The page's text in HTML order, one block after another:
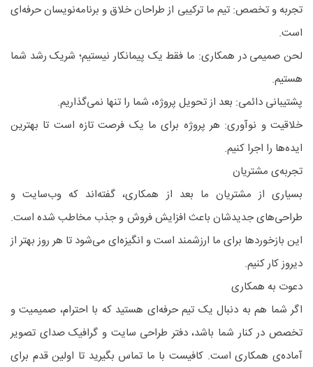
تجربه و تخصص: تیم ما ترکیبی از طراحان خلاق و برنامه‌نویسان حرفه‌ای
است.
لحن صمیمی در همکاری: ما فقط یک پیمانکار نیستیم؛ شریک رشد شما
هستیم.
پشتیبانی دائمی: بعد از تحویل پروژه، شما را تنها نمی‌گذاریم.
خلاقیت و نوآوری: هر پروژه برای ما یک فرصت تازه است تا بهترین
ایده‌ها را اجرا کنیم.
تجربه‌ی مشتریان
بسیاری از مشتریان ما بعد از همکاری، گفته‌اند که وب‌سایت و
طراحی‌های جدیدشان باعث افزایش فروش و جذب مخاطب شده است.
این بازخوردها برای ما ارزشمند است و انگیزه‌ای می‌شود تا هر روز بهتر از
دیروز کار کنیم.
دعوت به همکاری
اگر شما هم به دنبال یک تیم حرفه‌ای هستید که با احترام، صمیمیت و
تخصص در کنار شما باشد، دفتر طراحی سایت و گرافیک صدای تصویر
آماده‌ی همکاری است. کافیست با ما تماس بگیرید تا اولین قدم برای